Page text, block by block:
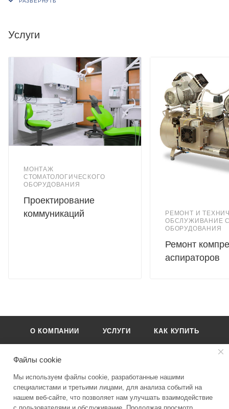
воздуха внутри размещён вентилятор. Конструкция
транспортные расходы покупателя. Дверцы упрощают
доступ к компрессору с целью обслуживания.
Для компрессоров ND-70 и ND-100!
Характеристики
Вес: 24 кг.
Габариты в упаковке (ДхШхВ): 820х620х180 мм.
Услуги
МОНТАЖ
СТОМАТОЛОГИЧЕСКОГО
ОБОРУДОВАНИЯ
Проектирование
коммуникаций
РЕМОНТ И
ОБСЛУЖИВАНИЕ
ОБОРУДОВАНИЯ
Ремонт
аспираторов
О КОМПАНИИ УСЛУГИ КАК КУПИТЬ
Файлы cookie
Мы используем файлы cookie, разработанные нашими
специалистами и третьими лицами, для анализа событий на
нашем веб-сайте, что позволяет нам улучшать взаимодействие